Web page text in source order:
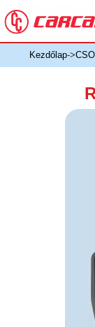
Kezdőlap->